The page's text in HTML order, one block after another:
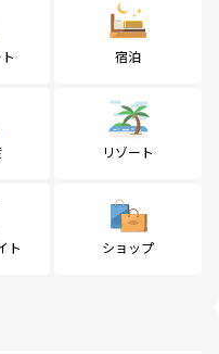
宿泊
リゾート
ト ショップ